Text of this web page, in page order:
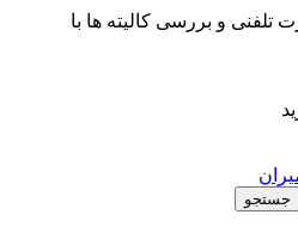
و بررسی کالیته ها با
جستجو